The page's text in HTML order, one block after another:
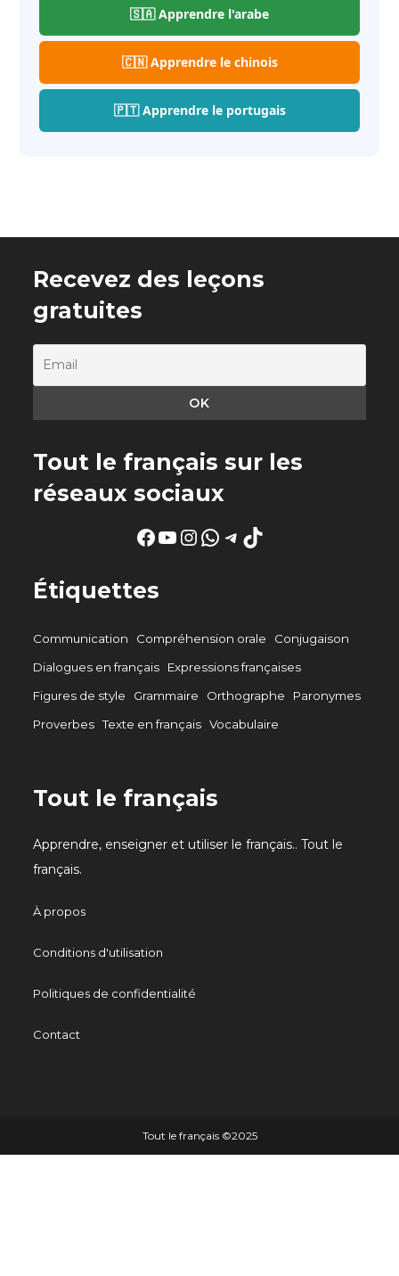
🇸🇦 Apprendre l'arabe
🇨🇳 Apprendre le chinois
🇵🇹 Apprendre le portugais
Recevez des leçons
gratuites
Tout le français sur les
réseaux sociaux
Facebook
YouTube
Instagram
WhatsApp
Telegram
TikTok
Étiquettes
Communication Compréhension orale
Conjugaison
Dialogues en français
Expressions françaises
Figures de style
Grammaire Orthographe
Paronymes
Proverbes Texte en français Vocabulaire
Tout le français
Apprendre, enseigner et utiliser le français.. Tout le
français.
À propos
Conditions d'utilisation
Politiques de confidentialité
Contact
Tout le français ©️2025